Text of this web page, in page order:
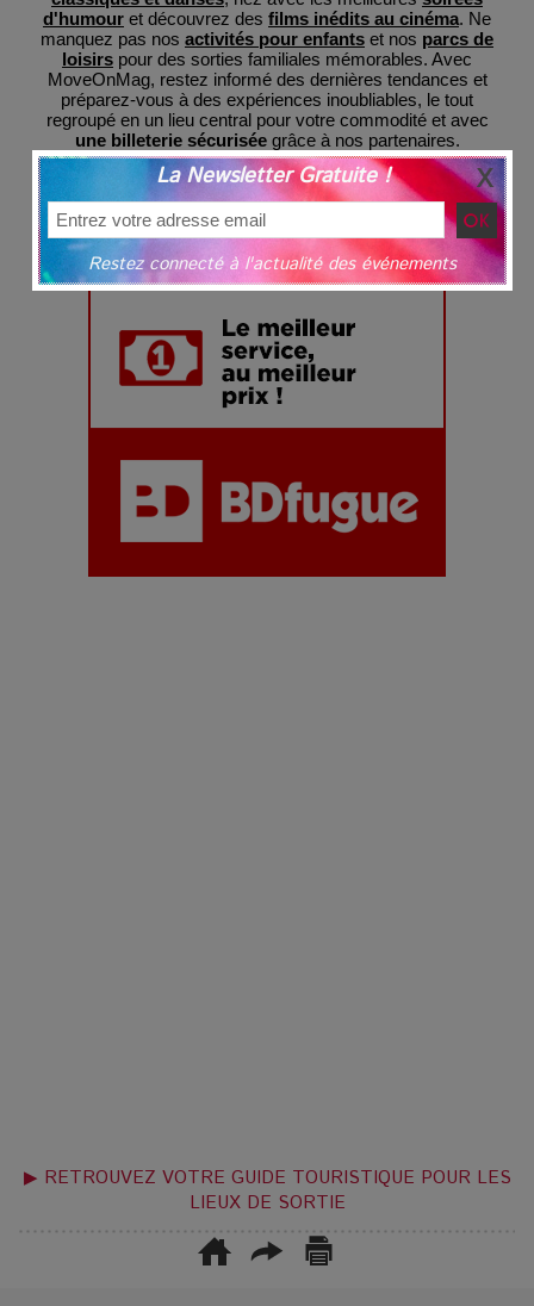
d'humour et découvrez des films inédits au cinéma. Ne
manquez pas nos activités pour enfants et nos parcs de
loisirs pour des sorties familiales mémorables. Avec
MoveOnMag, restez informé des dernières tendances et
préparez-vous à des expériences inoubliables, le tout
regroupé en un lieu central pour votre commodité et avec
une billeterie sécuriséegrâce à nos partenaires.
▶ RETROUVEZ VOTRE GUIDE TOURISTIQUE POUR LES
LIEUX DE SORTIE
La Newsletter Gratuite !
Restez connecté à l'actualité des événements